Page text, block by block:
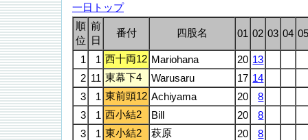
一日トップ
順
位
前
日
番付 四股名 01 02 03 04 05
1 1 西十両12 Mariohana 20 13
2 11 東幕下4 Warusaru 17 14
3
1 東前頭12 Achiyama 20
8
3
1 西小結2 Bill 20
8
3
1 東小結2 萩原 20
8